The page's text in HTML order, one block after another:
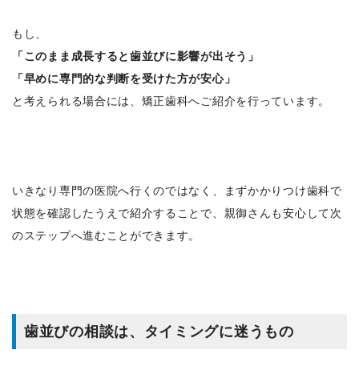
もし、
「このまま成長すると歯並びに影響が出そう」
「早めに専門的な判断を受けた方が安心」
と考えられる場合には、矯正歯科へご紹介を行っています。
いきなり専門の医院へ行くのではなく、まずかかりつけ歯科で
状態を確認したうえで紹介することで、親御さんも安心して次
のステップへ進むことができます。
歯並びの相談は、タイミングに迷うもの